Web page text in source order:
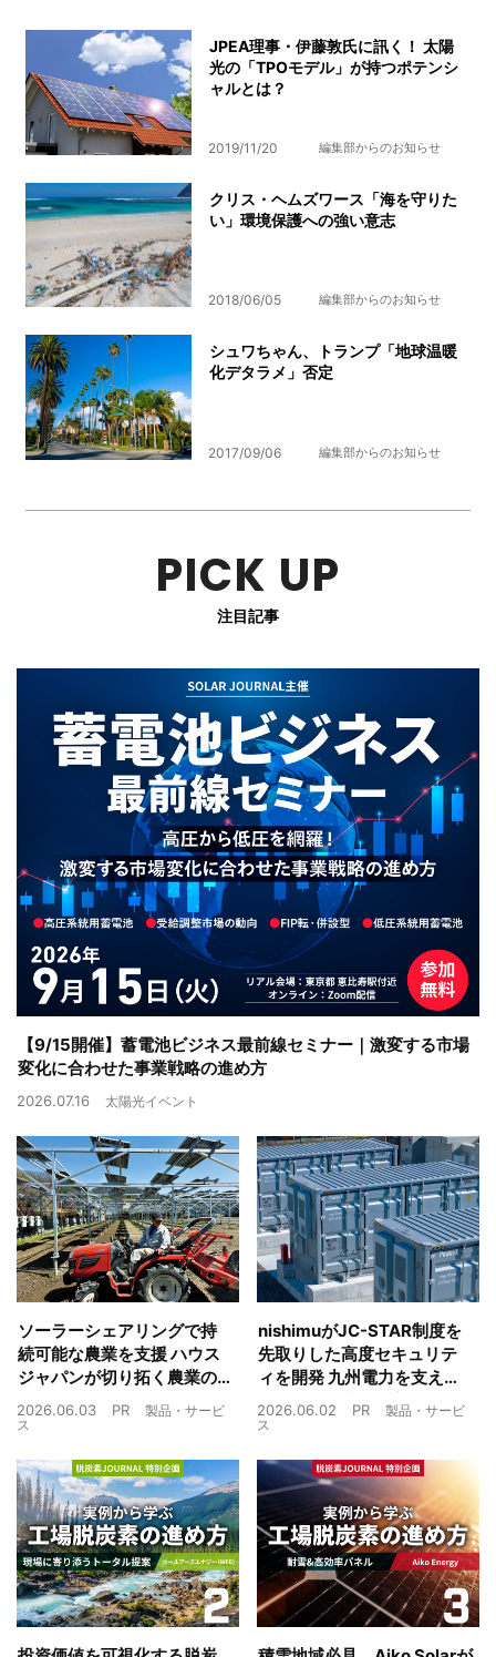
JPEA理事・伊藤敦氏に訊く！ 太陽
光の「TPOモデル」が持つポテンシ
ャルとは？
2019/11/20 編集部からのお知らせ
クリス・ヘムズワース「海を守りた
い」環境保護への強い意志
2018/06/05 編集部からのお知らせ
シュワちゃん、トランプ「地球温暖
化デタラメ」否定
2017/09/06 編集部からのお知らせ
PICK UP
注目記事
【9/15開催】蓄電池ビジネス最前線セミナー｜激変する市場
変化に合わせた事業戦略の進め方
2026.07.16 太陽光イベント
ソーラーシェアリングで持
続可能な農業を支援 ハウス
ジャパンが切り拓く農業の
未来
2026.06.03 PR
製品・サービ
ス
nishimuがJC-STAR制度を
先取りした高度セキュリテ
ィを開発 九州電力を支えた
制御技術を蓄電池市場へ
2026.06.02 PR
製品・サービ
ス